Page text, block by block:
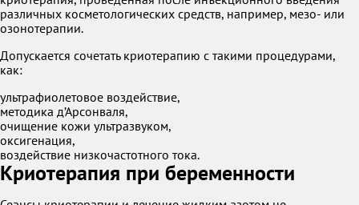
различных косметологических средств, например, мезо- или
озонотерапии.
Допускается сочетать криотерапию с такими процедурами,
как:
ультрафиолетовое воздействие,
методика д’Арсонваля,
очищение кожи ультразвуком,
оксигенация,
воздействие низкочастотного тока.
Криотерапия при беременности